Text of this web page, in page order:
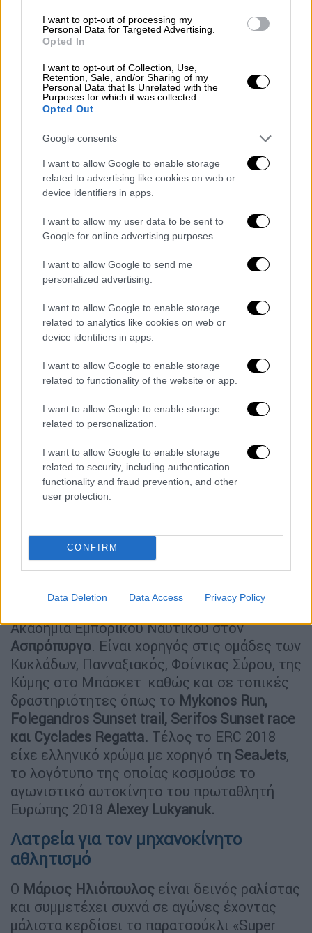
I want to opt-out of processing my
Personal Data for Targeted Advertising.
Opted In
I want to opt-out of Collection, Use,
Retention, Sale, and/or Sharing of my
Personal Data that Is Unrelated with the
Purposes for which it was collected.
Opted Out
Google consents
I want to allow Google to enable storage
related to advertising like cookies on web or
device identifiers in apps.
I want to allow my user data to be sent to
Google for online advertising purposes.
I want to allow Google to send me
personalized advertising.
I want to allow Google to enable storage
related to analytics like cookies on web or
device identifiers in apps.
I want to allow Google to enable storage
related to functionality of the website or app.
I want to allow Google to enable storage
related to personalization.
I want to allow Google to enable storage
related to security, including authentication
functionality and fraud prevention, and other
user protection.
CONFIRM
Data Deletion Data Access Privacy Policy
Δραστηριοποιείται επίσης και στα
ποντοπόρα πλοία, όπως και ο αδερφός του,
ναυτιλιακές εταιρείες. Ασχολείται επίσης
με τακρουαζιερόπλοια έχοντας
δημιουργήσει
Σημαντικό κοινωνικό έργο
Μάριος Ηλιόπουλοςέχει αναπτύξει
σημαντικό φιλανθρωπικό και κοινωνικό
SeaJetsμε το πλοίο του Tera Jet και τους
ναυτικούς του, έσπευσε στην θαλάσσια
περιοχή και προσέφερε βοήθεια σε πάνω
από 700 ανθρώπους, διασώζοντας και
μεταφέροντάς τους σε μεγαλύτερα πλοία.
Παράλληλα προσέφερε το 10% του
εισιτηρίου από και προς το λιμάνι της
μέχρι το τέλος της σεζόν του 2018 για την
ανοικοδόμηση των σπιτιών στο «Μάτι».
Από το2016προσφέρει δωρεάν μεταφορά
Κυκλάδες, μαζί και τους συνοδούς τους, σε
νοσοκομεία τηςΑττικής με ασθενοφόρο
αυτοκίνητο. ΣτηΣαντορίνη συνέβαλε στην
31 Αυγούστου 2018.
Επίσης, προσέφερε δωρεάν προσομοιωτή
γέφυρας πλοίου τύπουTransas Navigational
Ακαδημία Εμπορικού Ναυτικού στον
Ασπρόπυργο. Είναι χορηγός στις ομάδες των
Κυκλάδων, Πανναξιακός, Φοίνικας Σύρου, της
Κύμης στο Μπάσκετ καθώς και σε τοπικές
δραστηριότητες όπως το Mykonos Run,
Folegandros Sunset trail, Serifos Sunset race
και Cyclades Regatta. Τέλος το ERC 2018
είχε ελληνικό χρώμα με χορηγό τη SeaJets,
το λογότυπο της οποίας κοσμούσε το
αγωνιστικό αυτοκίνητο του πρωταθλητή
Ευρώπης 2018 Alexey Lukyanuk.
Λατρεία για τον μηχανοκίνητο
αθλητισμό
Ο Μάριος Ηλιόπουλος είναι δεινός ραλίστας
και συμμετέχει συχνά σε αγώνες έχοντας
μάλιστα κερδίσει το παρατσούκλι «Super